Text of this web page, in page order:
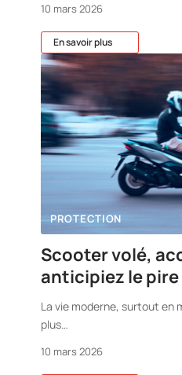
10 mars 2026
En savoir plus
PROTECTION
Scooter volé,
anticipiez le pire
La vie moderne, surtout en
plus…
10 mars 2026